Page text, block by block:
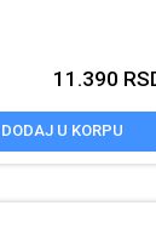
11.390
DODAJ U KORPU